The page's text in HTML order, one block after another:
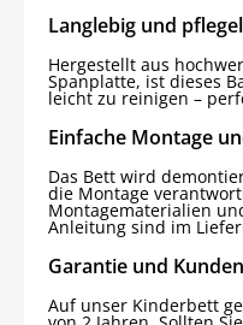
Langlebig und
Hergestellt aus
Spanplatte, ist dieses
leicht zu reinigen –
Einfache Montage
Das Bett wird
die Montage
Montagematerialien
Anleitung sind im
Garantie und
Auf unser Kinderbett